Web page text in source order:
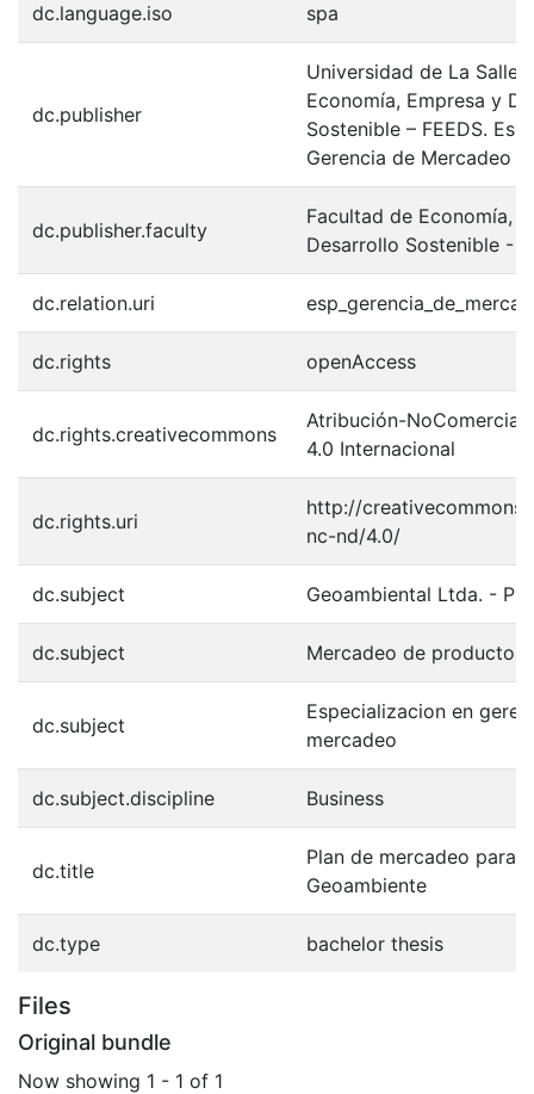
dc.language.iso spa
dc.publisher
Universidad de La Salle.
Economía, Empresa y
Sostenible – FEEDS.
Gerencia de Mercadeo
dc.publisher.faculty
Facultad de Economía,
Desarrollo Sostenible -
dc.relation.uri
dc.rights openAccess
dc.rights.creativecommons
Atribución-
4.0 Internacional
dc.rights.uri
http://
nc-nd/4.0/
dc.subject Geoambiental Ltda. -
dc.subject Mercadeo de productos
dc.subject
Especializacion en
mercadeo
dc.subject.discipline Business
dc.title
Plan de mercadeo para
Geoambiente
dc.type bachelor thesis
Files
Original bundle
Now showing 1 - 1 of 1